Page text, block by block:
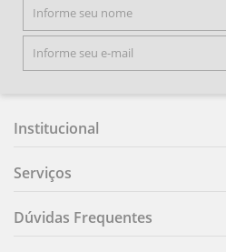
Institucional
Serviços
Dúvidas Frequentes